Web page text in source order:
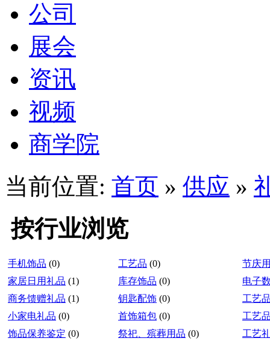
公司
展会
资讯
视频
商学院
当前位置: 首页 » 供应 »
按行业浏览
手机饰品 (0) 工艺品 (0)
节庆
家居日用礼品 (1) 库存饰品 (0)
电子
商务馈赠礼品 (1) 钥匙配饰 (0)
工艺
小家电礼品 (0) 首饰箱包 (0)
工艺
饰品保养鉴定 (0) 祭祀、殡葬用品 (0) 工艺